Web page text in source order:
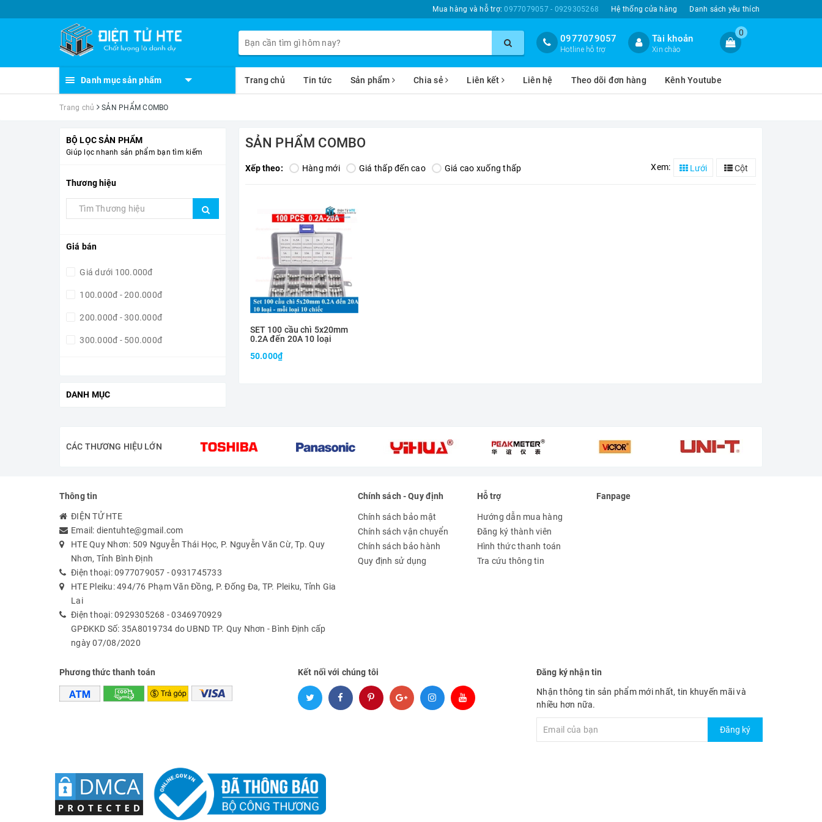
Mua hàng và hỗ trợ:0977079057 - 0929305268 Hệ thống cửa hàng Danh sách yêu thích
0977079057
Hotline hỗ trợ
Tài khoản
Xin chào
0
Danh mục sản phẩm Trang chủ Tin tức Sản phẩm Chia sẻ Liên kết Liên hệ Theo dõi đơn hàng Kênh Youtube
Trang chủ SẢN PHẨM COMBO
BỘ LỌC SẢN PHẨM
Giúp lọc nhanh sản phẩm bạn tìm kiếm
Thương hiệu
Giá bán
Giá dưới 100.000đ
100.000đ - 200.000đ
200.000đ - 300.000đ
300.000đ - 500.000đ
DANH MỤC
SẢN PHẨM COMBO
Xếp theo: Hàng mới Giá thấp đến cao Giá cao xuống thấp Xem: Lưới Cột
SET 100 cầu chì 5x20mm
0.2A đến 20A 10 loại
50.000₫
CÁC THƯƠNG HIỆU LỚN
Thông tin
ĐIỆN TỬ HTE
Email: dientuhte@gmail.com
HTE Quy Nhơn: 509 Nguyễn Thái Học, P. Nguyễn Văn Cừ, Tp. Quy
Nhơn, Tỉnh Bình Định
Điện thoại:0977079057 -0931745733
HTE Pleiku: 494/76 Phạm Văn Đồng, P. Đống Đa, TP. Pleiku, Tỉnh Gia
Lai
Điện thoại:0929305268 -0346970929
GPĐKKD Số: 35A8019734 do UBND TP. Quy Nhơn - Bình Định cấp
ngày 07/08/2020
Chính sách - Quy định
Chính sách bảo mật
Chính sách vận chuyển
Chính sách bảo hành
Quy định sử dụng
Hỗ trợ
Hướng dẫn mua hàng
Đăng ký thành viên
Hình thức thanh toán
Tra cứu thông tin
Fanpage
Phương thức thanh toán Kết nối với chúng tôi
Đăng ký nhận tin
Nhận thông tin sản phẩm mới nhất, tin khuyến mãi và
nhiều hơn nữa.
Đăng ký